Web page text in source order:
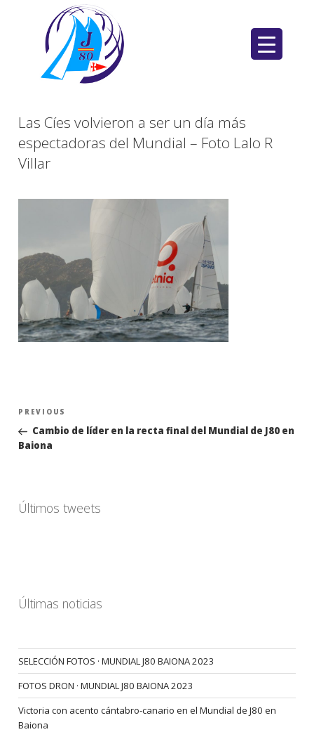
Las Cíes volvieron a ser un día más
espectadoras del Mundial – Foto Lalo R
Villar
Navegación
entradas
Previous
Post
PREVIOUS
Cambio de líder en la recta final del Mundial de J80 en
Baiona
Últimos tweets
Últimas noticias
SELECCIÓN FOTOS · MUNDIAL J80 BAIONA 2023
FOTOS DRON · MUNDIAL J80 BAIONA 2023
Victoria con acento cántabro-canario en el Mundial de J80 en
Baiona